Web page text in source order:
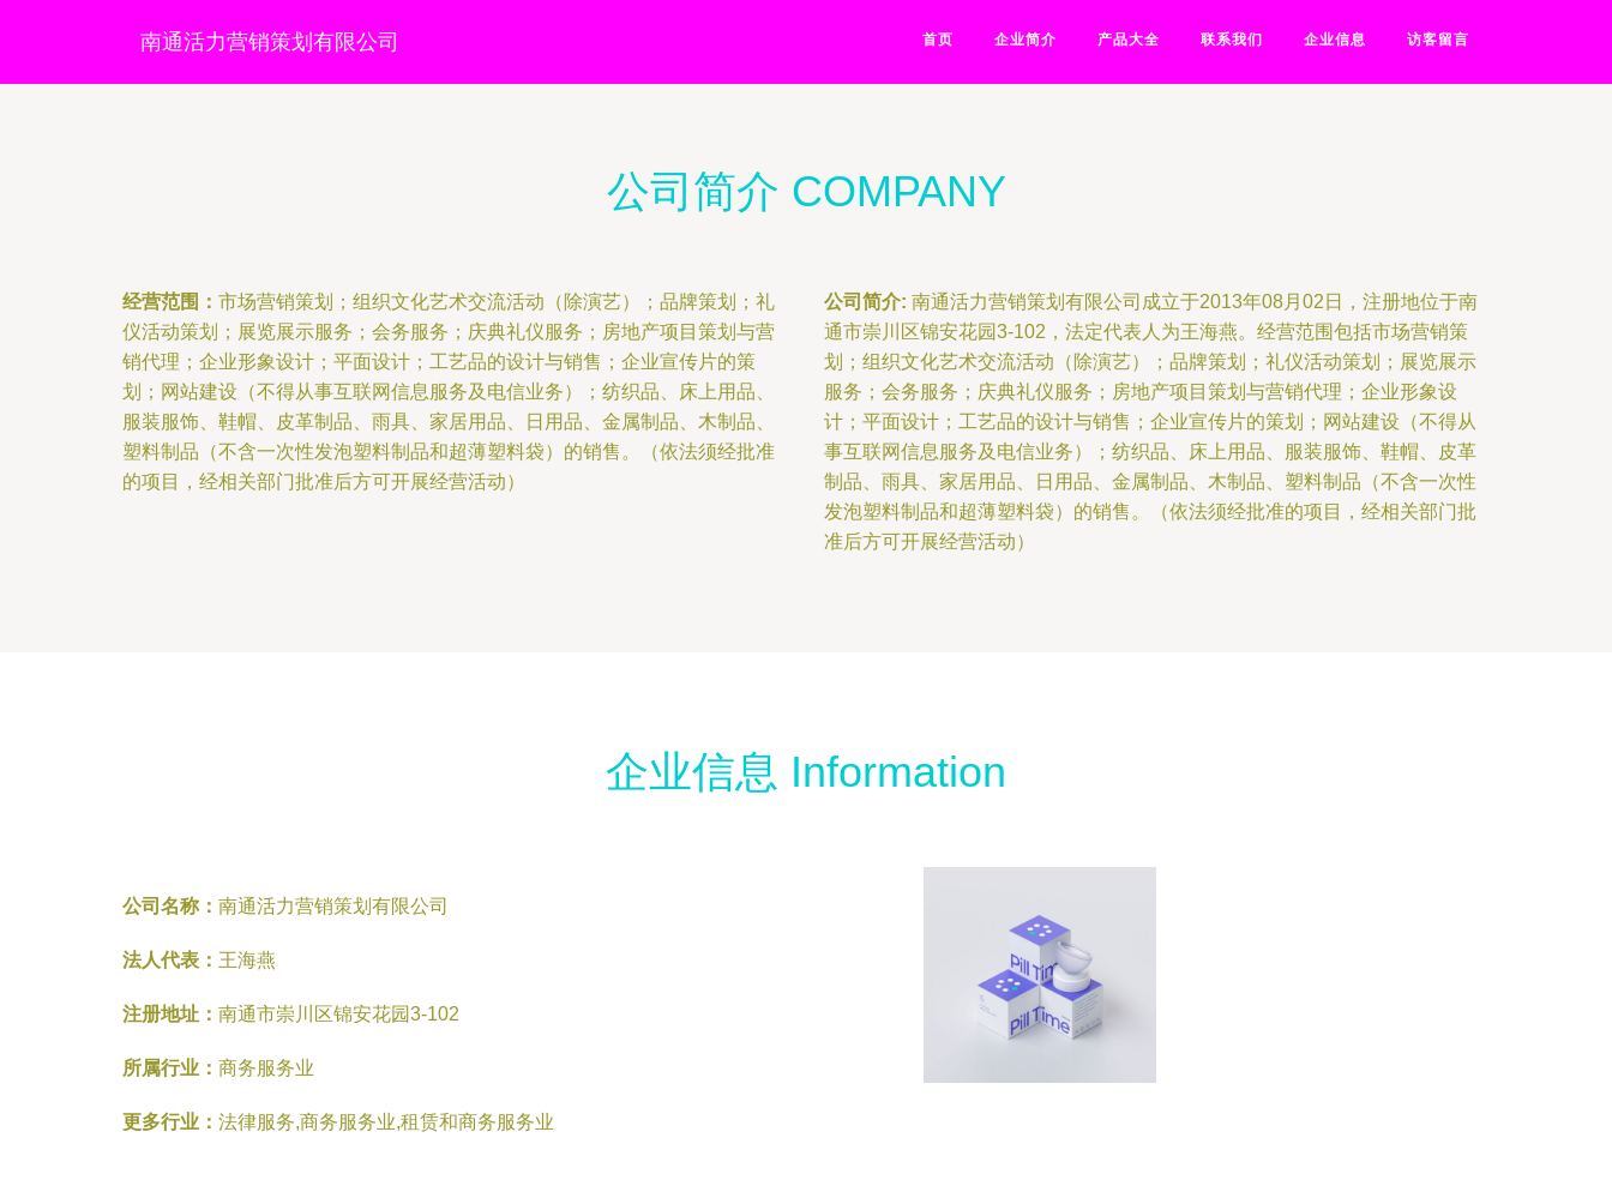
南通活力营销策划有限公司 首页 企业简介 产品大全 联系我们 企业信息 访客留言
公司简介 COMPANY
经营范围： 市场营销策划；组织文化艺术交流活动（除演艺）；品牌策划；礼
仪活动策划；展览展示服务；会务服务；庆典礼仪服务；房地产项目策划与营
销代理；企业形象设计；平面设计；工艺品的设计与销售；企业宣传片的策
划；网站建设（不得从事互联网信息服务及电信业务）；纺织品、床上用品、
服装服饰、鞋帽、皮革制品、雨具、家居用品、日用品、金属制品、木制品、
塑料制品（不含一次性发泡塑料制品和超薄塑料袋）的销售。（依法须经批准
的项目，经相关部门批准后方可开展经营活动）
公司简介: 南通活力营销策划有限公司成立于2013年08月02日，注册地位于南
通市崇川区锦安花园3-102，法定代表人为王海燕。经营范围包括市场营销策
划；组织文化艺术交流活动（除演艺）；品牌策划；礼仪活动策划；展览展示
服务；会务服务；庆典礼仪服务；房地产项目策划与营销代理；企业形象设
计；平面设计；工艺品的设计与销售；企业宣传片的策划；网站建设（不得从
事互联网信息服务及电信业务）；纺织品、床上用品、服装服饰、鞋帽、皮革
制品、雨具、家居用品、日用品、金属制品、木制品、塑料制品（不含一次性
发泡塑料制品和超薄塑料袋）的销售。（依法须经批准的项目，经相关部门批
准后方可开展经营活动）
企业信息 Information
公司名称： 南通活力营销策划有限公司
法人代表： 王海燕
注册地址： 南通市崇川区锦安花园3-102
所属行业： 商务服务业
更多行业： 法律服务,商务服务业,租赁和商务服务业